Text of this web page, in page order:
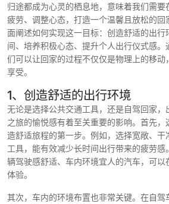
归途都成为心灵的栖息地，意味着我们需
疲劳、调整心态，打造一个温馨且放松的回
面阐述如何实现这一目标：创造舒适的出行
间、培养积极心态、提升个人出行仪式感
们可以让回家的过程不仅仅是物理上的移动
享受。
1、创造舒适的出行环境
无论是选择公共交通工具，还是自驾回家，
之旅的愉悦感有着至关重要的影响。首先
造舒适旅程的第一步。例如，选择宽敞、干
工具，能有效减少长时间出行带来的疲劳
辆驾驶感舒适、车内环境宜人的汽车，可以
体验。
其次，车内的环境布置也非常关键。在自